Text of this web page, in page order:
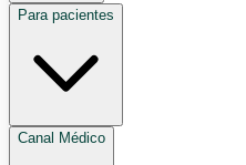
Para pacientes
Canal Médico